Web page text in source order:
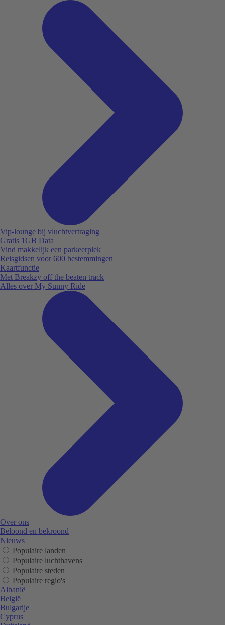
Vip-lounge bij vluchtvertraging
Gratis 1GB Data
Vind makkelijk een parkeerplek
Reisgidsen voor 600 bestemmingen
Kaartfunctie
Met Breakzy off the beaten track
Alles over My Sunny Ride
Over ons
Beloond en bekroond
Nieuws
Populaire landen
Populaire luchthavens
Populaire steden
Populaire regio's
Albanië
België
Bulgarije
Cyprus